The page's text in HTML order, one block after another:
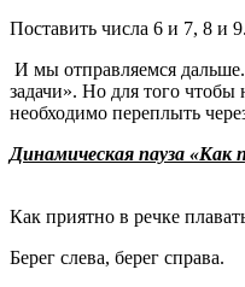
Поставить числа 6 и 7, 8 и
И мы отправляемся
задачи». Но для того чтобы
необходимо переплыть
Динамическая пауза «Как
Как приятно в речке
Берег слева, берег справа.